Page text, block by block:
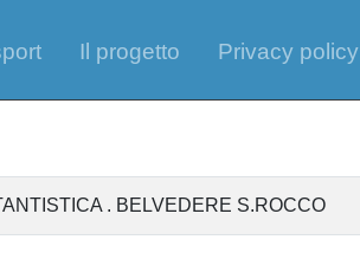
Il progetto Privacy policy
. BELVEDERE S.ROCCO